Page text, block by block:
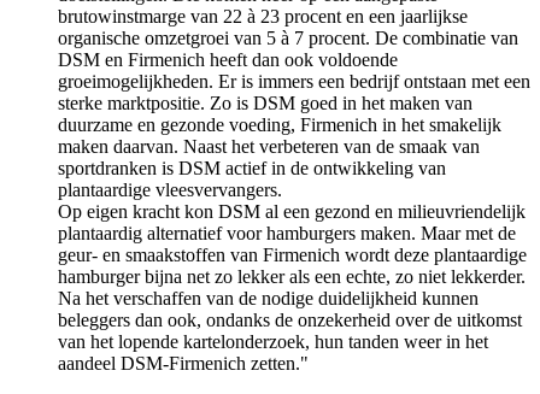
brutowinstmarge van 22 à 23 procent en een jaarlijkse
organische omzetgroei van 5 à 7 procent. De combinatie van
DSM en Firmenich heeft dan ook voldoende
groeimogelijkheden. Er is immers een bedrijf ontstaan met een
sterke marktpositie. Zo is DSM goed in het maken van
duurzame en gezonde voeding, Firmenich in het smakelijk
maken daarvan. Naast het verbeteren van de smaak van
sportdranken is DSM actief in de ontwikkeling van
plantaardige vleesvervangers.
Op eigen kracht kon DSM al een gezond en milieuvriendelijk
plantaardig alternatief voor hamburgers maken. Maar met de
geur- en smaakstoffen van Firmenich wordt deze plantaardige
hamburger bijna net zo lekker als een echte, zo niet lekkerder.
Na het verschaffen van de nodige duidelijkheid kunnen
beleggers dan ook, ondanks de onzekerheid over de uitkomst
van het lopende kartelonderzoek, hun tanden weer in het
aandeel DSM-Firmenich zetten."